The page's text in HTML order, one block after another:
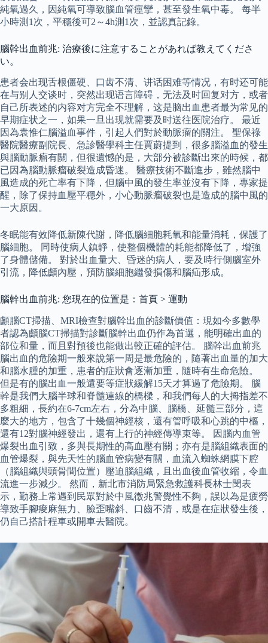
純氧過久，因純氧可導致腦血管痙攣，甚至發生氧中毒。 每半
小時測1次，平穩後可2～4h測1次，並認真記錄。
腦幹出血前兆: 治療後に注意することがあれば教えてくださ
い。
患者会出现舌根僵硬、口齿不清、讲话困难等情况，有时还可能
在与别人交谈时，突然出现语言障碍，无法及时回复对方，或者
自己所表述的内容对方完全不理解，这是脑出血患者最为常见的
早期症状之一，如果一旦出现就需要及时送往医院治疗。 最近
因為袁惟仁腦溢血事件，引起人們對於動脈瘤的關注。 聖保祿
醫院醫療副院長、急診醫學科主任賈蔚提到，很多腦溢血的發生
與腦動脈瘤有關，但很遺憾的是，大部分被診斷出來的時候，都
已因為腦動脈瘤破裂造成昏迷。 醫療技術不斷進步，雖然腦中
風造成的死亡率有下降，但腦中風的發生率並沒有下降，專家提
醒，除了保持血壓平穩外，小心動脈瘤破裂也是造成的腦中風的
一大原因。
冬眠能有效降低新陳代謝，降低腦細胞耗氧和能量消耗，保護了
腦細胞。 同時使病人鎮靜，使整個機體的耗能都降低了，增強
了身體儲備。 對於出血量大、昏迷的病人，要及時行側腦室外
引流，降低顱內壓，預防腦細胞繼發損傷和腦疝形成。
腦幹出血前兆: 您現在的位置是：首頁 > 運動
顱腦CT掃描、MRI檢查對腦幹出血的診斷價值：現如今多數學
者認為顱腦CT掃描對診斷腦幹出血仍作為首選，能明確出血的
部位和量，而且對預後也能做出較正確的評估。 腦幹出血前兆
腦出血的危險期一般來說第一周是最危險的，隨著出血量的加大
和腦水腫的加重，患者的症狀會逐漸加重，隨時有生命危險。
但是有的腦出血一般還要等症狀緩解15天才算過了危險期。 腦
幹是我們大腦半球和脊髓連線的橋樑，和我們每人的大拇指差不
多粗細，長約在6-7cm左右，分為中腦、腦橋、延髓三部分，這
麼大的地方，包含了十幾個神經核，還有管呼吸和心跳的中樞，
還有12對腦神經發出，還有上行的神經傳導束等。 因腦內血管
爆裂出血引致，多與長期性的高血壓有關；亦有是腦組織表面的
血管爆裂，與先天性的腦血管病變有關，血流入蜘蛛網膜下腔
（腦組織與頭骨間位置）壓迫腦組織，且出血後血管收縮，令血
流進一步減少。 然而，新北市消防局緊急救護科長林士閔表
示，勤務上常遇到民眾對於中風徵兆警覺性不夠，誤以為是疲勞
導致手腳痠麻無力、臉歪嘴斜、口齒不清，或是在症狀發生後，
仍自己搭計程車或開車去醫院。